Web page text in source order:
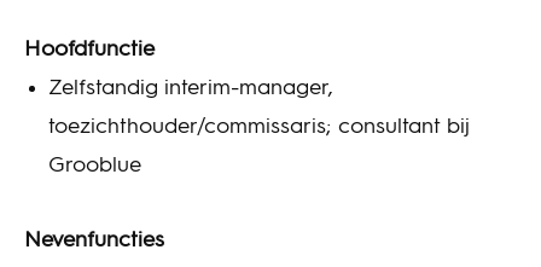
Hoofdfunctie
Zelfstandig interim-manager,
toezichthouder/commissaris; consultant bij
Grooblue
Nevenfuncties